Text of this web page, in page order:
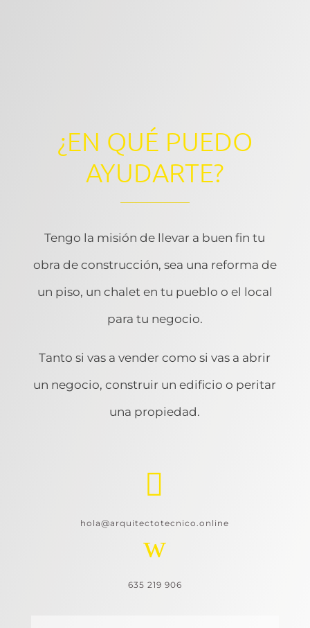
¿EN QUÉ PUEDO
AYUDARTE?
Tengo la misión de llevar a buen fin tu
obra de construcción, sea una reforma de
un piso, un chalet en tu pueblo o el local
para tu negocio.
Tanto si vas a vender como si vas a abrir
un negocio, construir un edificio o peritar
una propiedad.

hola@arquitectotecnico.online
w
635 219 906